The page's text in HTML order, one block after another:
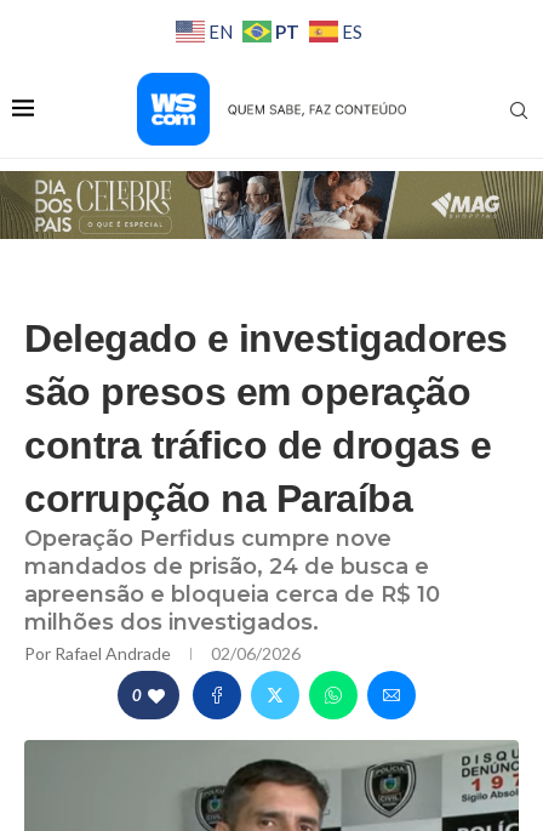
EN PT ES
Delegado e investigadores
são presos em operação
contra tráfico de drogas e
corrupção na Paraíba
Operação Perfidus cumpre nove
mandados de prisão, 24 de busca e
apreensão e bloqueia cerca de R$ 10
milhões dos investigados.
Por Rafael Andrade 02/06/2026
0